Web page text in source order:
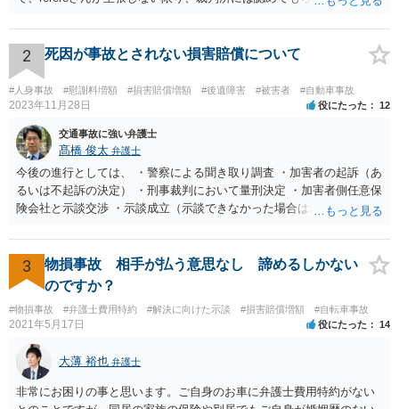
のように主張する必要があります。 ＞2、毎月数千円の支払いを認め
てもらえない場合はどうなるのでしょうか？ 判決→強制執行という流
れになると思います。 ＞3、仮執行と言う事は保護費を差押えられる
のでしょうか？ 口座に残高がない場合、動産執行などもされるのでし
ょうか？ 保護費自体は差し押さえることが出来ませんが、保護費が入
金される口座は特に差押えが禁止されているわけではないので、差押
えを受けてしまう可能性はあります。 なお、動産執行については、換
価可能なものがなければ不奏功に終わると思います。
2 死因が事故とされない損害賠償について
#人身事故 #慰謝料増額 #損害賠償増額 #後遺障害 #被害者 #自動車事故
2023年11月28日 役にたった 12
交通事故に強い弁護士
髙橋 俊太 弁護士
今後の進行としては、 ・警察による聞き取り調査 ・加害者の起訴（あ
るいは不起訴の決定） ・刑事裁判において量刑決定 ・加害者側任意保
険会社と示談交渉 ・示談成立（示談できなかった場合は裁判） となり
加害者に対する処罰感情など尋ねられるはずですので、率直にお答え
になるとよいと思います。
3
物損事故 相手が払う意思なし 諦めるしかない
のですか？
#物損事故 #弁護士費用特約 #解決に向けた示談 #損害賠償増額 #自転車事故
2021年5月17日 役にたった 14
大薄 裕也 弁護士
非常にお困りの事と思います。ご自身のお車に弁護士費用特約がない